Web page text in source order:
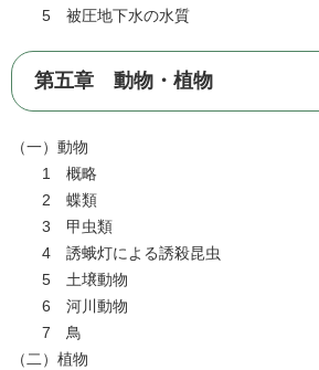
5 被圧地下水の水質
第五章 動物・植物
（一）動物
1 概略
2 蝶類
3 甲虫類
4 誘蛾灯による誘殺昆虫
5 土壌動物
6 河川動物
7 鳥
（二）植物